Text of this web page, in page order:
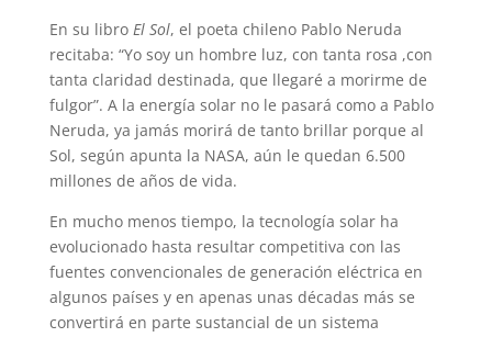
En su libro El Sol, el poeta chileno Pablo Neruda
recitaba: “Yo soy un hombre luz, con tanta rosa ,con
tanta claridad destinada, que llegaré a morirme de
fulgor”. A la energía solar no le pasará como a Pablo
Neruda, ya jamás morirá de tanto brillar porque al
Sol, según apunta la NASA, aún le quedan 6.500
millones de años de vida.
En mucho menos tiempo, la tecnología solar ha
evolucionado hasta resultar competitiva con las
fuentes convencionales de generación eléctrica en
algunos países y en apenas unas décadas más se
convertirá en parte sustancial de un sistema